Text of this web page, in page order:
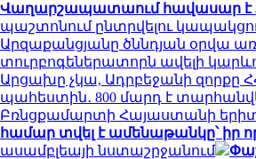
Վաղարշապատաում հավասար է
պաշտոնում ընտրվելու
Արզաքանցյանը ծննդյան օրվա
տուրբոգեներատորն ավելի
Արցախը չկա, Ադրբեջանի զորքը
պահեստին․ 800 մարդ է
Բռնցքամարտի Հայաստանի
համար տվել է ամենաթանկը՝ իր
ասամբլեայի նստաշրջանում